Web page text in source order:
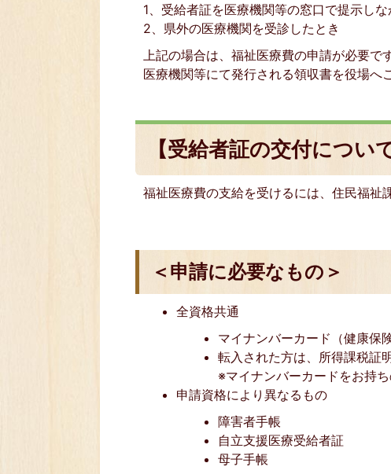
1、受給者証を医療機関等の窓口で提示しな
2、県外の医療機関を受診したとき
上記の場合は、福祉医療費の申請が必要です
医療機関等にて発行される領収書を役場へ
【受給者証の交付について
福祉医療費の支給を受けるには、住民福祉
＜申請に必要なもの＞
全資格共通
マイナンバーカード（健康保
転入された方は、所得課税証
※マイナンバーカードをお持
申請資格により異なるもの
障害者手帳
自立支援医療受給者証
母子手帳